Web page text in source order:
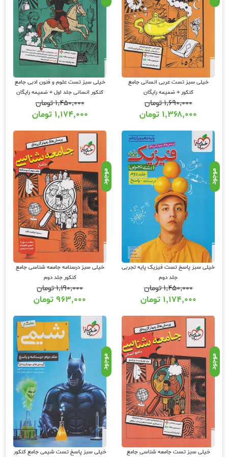
آموزشی و نماینده مستقیم ناشران معتبر کمک آموزشی با بیش از 11000 عنوان کتاب و سابقه
15 ساله در امر توزیع کتاب، علاوه بر ارسال سفارشات شما روی هر خرید یک هدیه رایگان به
شما تقدیم مینماید و شما میتوانید کتابهای کمک آموزشی تمامی مقاطع تحصیلی تا کنکور را
آنلاین سفارش داده و درب منزل دریافت نمایید. برای اطلاع از شرایط ویژه تخفیف و جشنواره
های عشق کتاب اینستاگرام عشق کتاب را دنبال کنید.
برای پیگیری سفارشات تهران شماره تلفن پشتیبانی 02166484008 و شماره تلگرام یا واتس
اپ 09203472622 می باشد که از ساعت 9 صبح تا 5 بعدازظهر پاسخگوی شما عزیزان است
و برای پیگیری سفارشات شهرستانها میتوانید با مراجعه به سایت رهگیری مرسولات پستی از
موقعیت بسته سفارشات خود اطلاع پیدا کنید.خیلی سبز تست عربی انسانی جامع
کنکور + ضمیمه رایگان
۱,۶۹۰,۰۰۰تومان
۱,۳۶۸,۰۰۰ تومان
خیلی سبز تست علوم و فنون ادبی جامع
کنکور انسانی جلد اول + ضمیمه رایگان
۱,۴۵۰,۰۰۰تومان
۱,۱۷۴,۰۰۰ تومان
موجود
خیلی سبز پاسخ تست فیزیک پایه تجربی
جلد دوم
۱,۴۵۰,۰۰۰تومان
۱,۱۷۴,۰۰۰ تومان
موجود
خیلی سبز درسنامه جامعه شناسی جامع
کنکور جلد دوم
۱,۱۹۰,۰۰۰تومان
۹۶۳,۰۰۰ تومان
موجود
خیلی سبز تست جامعه شناسی جامع
موجود
خیلی سبز پاسخ تست شیمی جامع کنکور